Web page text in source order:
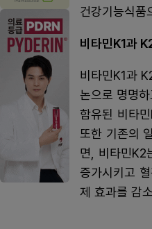
건강기능식품
비타민K1과
비타민K1과
논으로 명명
함유된 비타
또한 기존의
면, 비타민K2
증가시키고
제 효과를 감